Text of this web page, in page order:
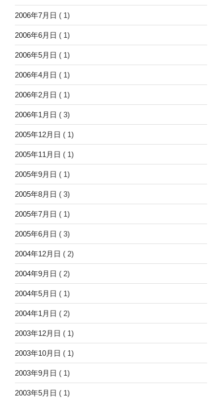
2006年7月日 ( 1)
2006年6月日 ( 1)
2006年5月日 ( 1)
2006年4月日 ( 1)
2006年2月日 ( 1)
2006年1月日 ( 3)
2005年12月日 ( 1)
2005年11月日 ( 1)
2005年9月日 ( 1)
2005年8月日 ( 3)
2005年7月日 ( 1)
2005年6月日 ( 3)
2004年12月日 ( 2)
2004年9月日 ( 2)
2004年5月日 ( 1)
2004年1月日 ( 2)
2003年12月日 ( 1)
2003年10月日 ( 1)
2003年9月日 ( 1)
2003年5月日 ( 1)